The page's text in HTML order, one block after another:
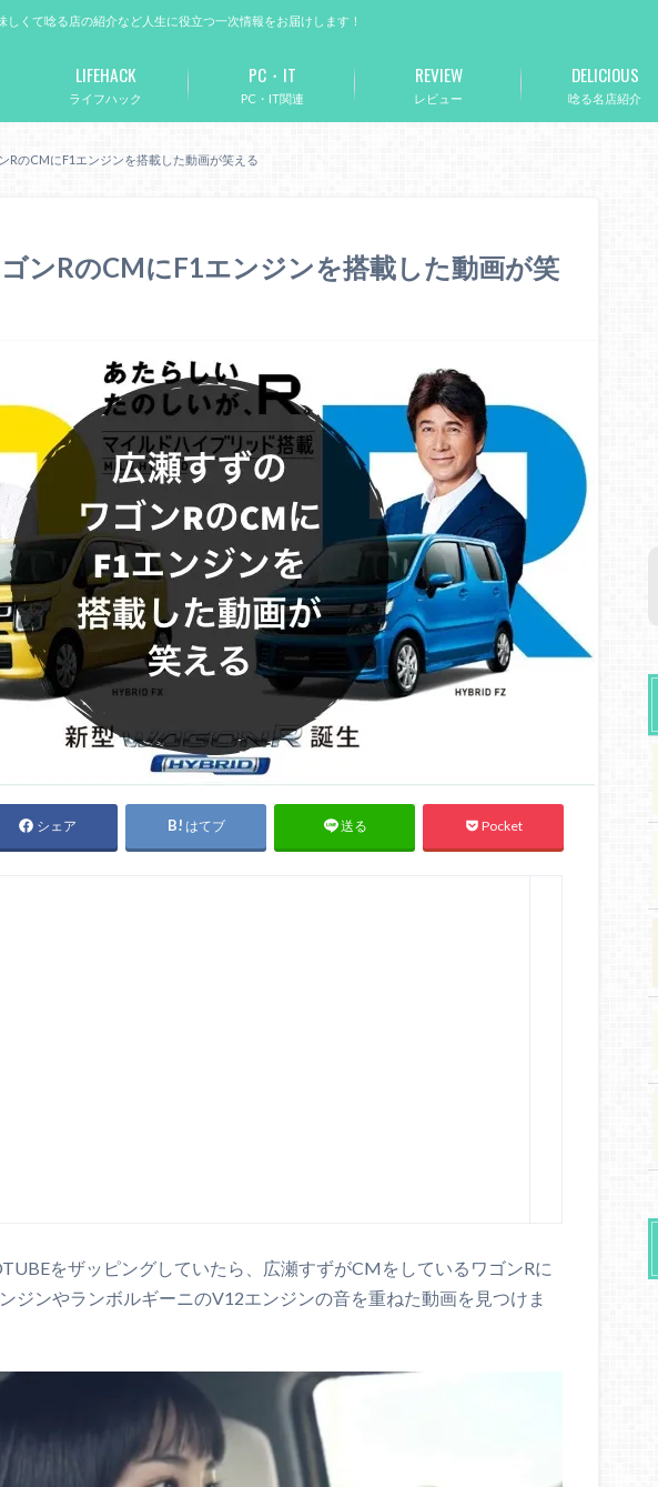
くて唸る店の紹介など人生に役立つ一次情報をお届けします！
ライフハック
LIFEHACK
PC・IT関連
PC・IT
レビュー
REVIEW
唸る名店紹介
DELICIOUS
RのCMにF1エンジンを搭載した動画が笑える
ンRのCMにF1エンジンを搭載した動画が笑
シェア はてブ 送る Pocket
をザッピングしていたら、広瀬すずがCMをしているワゴンRに
ジンやランボルギーニのV12エンジンの音を重ねた動画を見つけま